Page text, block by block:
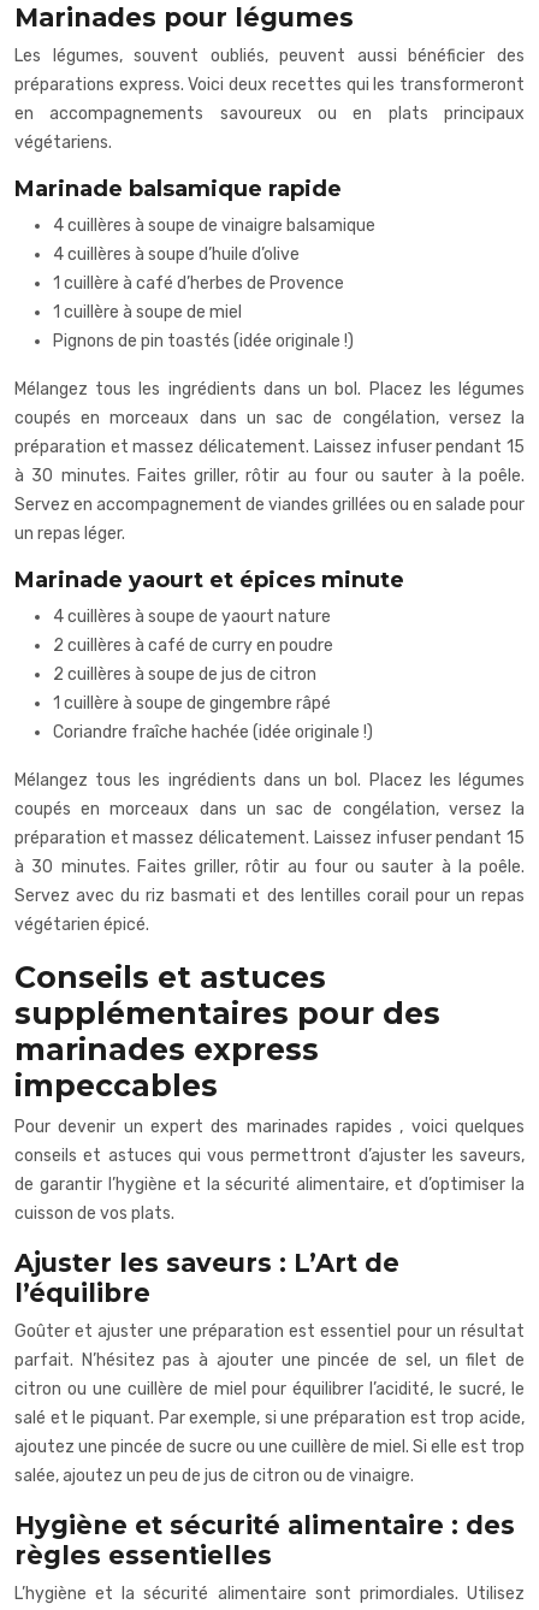
Marinades pour légumes
Les légumes, souvent oubliés, peuvent aussi bénéficier des
préparations express. Voici deux recettes qui les transformeront
en accompagnements savoureux ou en plats principaux
végétariens.
Marinade balsamique rapide
4 cuillères à soupe de vinaigre balsamique
4 cuillères à soupe d’huile d’olive
1 cuillère à café d’herbes de Provence
1 cuillère à soupe de miel
Pignons de pin toastés (idée originale !)
Mélangez tous les ingrédients dans un bol. Placez les légumes
coupés en morceaux dans un sac de congélation, versez la
préparation et massez délicatement. Laissez infuser pendant 15
à 30 minutes. Faites griller, rôtir au four ou sauter à la poêle.
Servez en accompagnement de viandes grillées ou en salade pour
un repas léger.
Marinade yaourt et épices minute
4 cuillères à soupe de yaourt nature
2 cuillères à café de curry en poudre
2 cuillères à soupe de jus de citron
1 cuillère à soupe de gingembre râpé
Coriandre fraîche hachée (idée originale !)
Mélangez tous les ingrédients dans un bol. Placez les légumes
coupés en morceaux dans un sac de congélation, versez la
préparation et massez délicatement. Laissez infuser pendant 15
à 30 minutes. Faites griller, rôtir au four ou sauter à la poêle.
Servez avec du riz basmati et des lentilles corail pour un repas
végétarien épicé.
Conseils et astuces
supplémentaires pour des
marinades express
impeccables
Pour devenir un expert des marinades rapides , voici quelques
conseils et astuces qui vous permettront d’ajuster les saveurs,
de garantir l’hygiène et la sécurité alimentaire, et d’optimiser la
cuisson de vos plats.
Ajuster les saveurs : L’Art de
l’équilibre
Goûter et ajuster une préparation est essentiel pour un résultat
parfait. N’hésitez pas à ajouter une pincée de sel, un filet de
citron ou une cuillère de miel pour équilibrer l’acidité, le sucré, le
salé et le piquant. Par exemple, si une préparation est trop acide,
ajoutez une pincée de sucre ou une cuillère de miel. Si elle est trop
salée, ajoutez un peu de jus de citron ou de vinaigre.
Hygiène et sécurité alimentaire : des
règles essentielles
L’hygiène et la sécurité alimentaire sont primordiales. Utilisez